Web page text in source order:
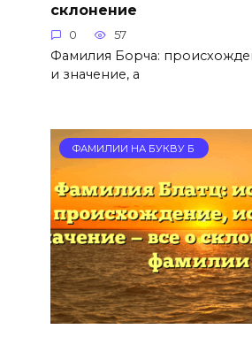
склонение
0 57
Фамилия Борча:
и значение, а
ФАМИЛИИ НА БУКВУ Б